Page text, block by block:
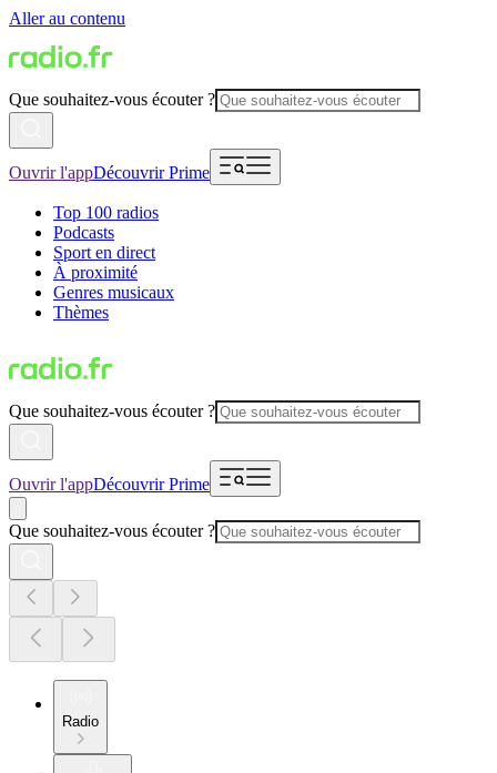
Aller au contenu
Que souhaitez-vous écouter ?
Ouvrir l'appDécouvrir Prime
Top 100 radios
Podcasts
Sport en direct
À proximité
Genres musicaux
Thèmes
Que souhaitez-vous écouter ?
Ouvrir l'appDécouvrir Prime
Que souhaitez-vous écouter ?
Radio